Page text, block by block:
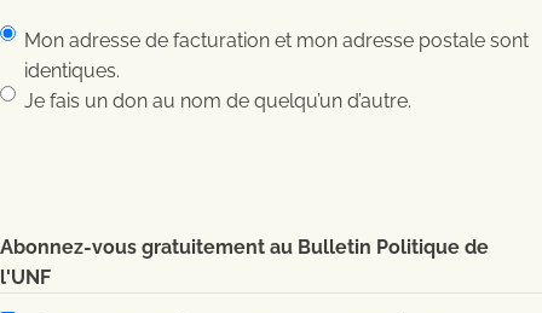
Options de don
Mon adresse de facturation et mon adresse postale sont
identiques.
Je fais un don au nom de quelqu’un d’autre.
Abonnez-vous gratuitement au Bulletin Politique de
l'UNF